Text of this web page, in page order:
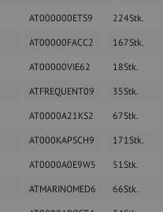
AT000000ETS9 224Stk.
AT00000FACC2 167Stk.
AT00000VIE62 18Stk.
ATFREQUENT09 35Stk.
AT0000A21KS2 67Stk.
AT000KAPSCH9 171 Stk.
AT0000A0E9W5 51 Stk.
ATMARINOMED6 66Stk.